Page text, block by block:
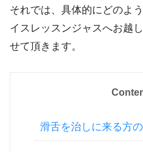
それでは、具体的にどのよ
イスレッスンジャスへお越
せて頂きます。
滑舌を治しに来る方